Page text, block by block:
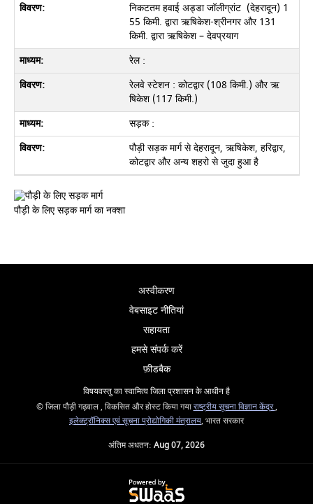
निकटतम हवाई अड्डा जॉलीग्रांट (देहरादून) 1
55 किमी. द्वारा ऋषिकेश-श्रीनगर और 131
किमी. द्वारा ऋषिकेश – देवप्रयाग
रेल :
रेलवे स्टेशन : कोटद्वार (108 किमी.) और ऋ
षिकेश (117 किमी.)
सड़क :
पौड़ी सड़क मार्ग से देहरादून, ऋषिकेश, हरिद्वार,
कोटद्वार और अन्य शहरो से जुदा हुआ है
पौड़ी के लिए सड़क मार्ग का नक्शा
अस्वीकरण
वेबसाइट नीतियां
सहायता
हमसे संपर्क करें
फ़ीडबैक
विषयवस्तु का स्वामित्व जिला प्रशासन के आधीन है
© जिला पौड़ी गढ़वाल , विकसित और होस्ट किया गयाराष्ट्रीय सूचना विज्ञान केंद्र,
इलेक्ट्रॉनिक्स एवं सूचना प्रोद्योगिकी मंत्रालय, भारत सरकार
अंतिम अधतन: Aug 07, 2026